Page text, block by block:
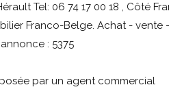
Tel: 06 74 17 00 18 , Côté
Franco-Belge. Achat -
: 5375
par un agent commercial